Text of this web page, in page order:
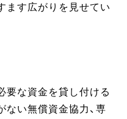
ます広がりを見せてい
要な資金を貸し付ける
ない無償資金協力、専